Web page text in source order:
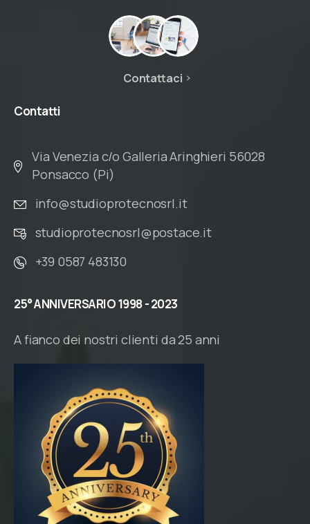
Contattaci
Contatti
Via Venezia c/o Galleria Aringhieri 56028
Ponsacco (Pi)
info@studioprotecnosrl.it
studioprotecnosrl@postace.it
+39 0587 483130
25°ANNIVERSARIO1998 -2023
A fianco dei nostri clienti da 25 anni